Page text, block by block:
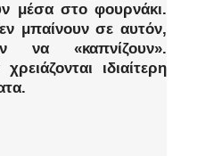
μέσα στο φουρνάκι.
μπαίνουν σε αυτόν,
να «καπνίζουν».
ιδιαίτερη